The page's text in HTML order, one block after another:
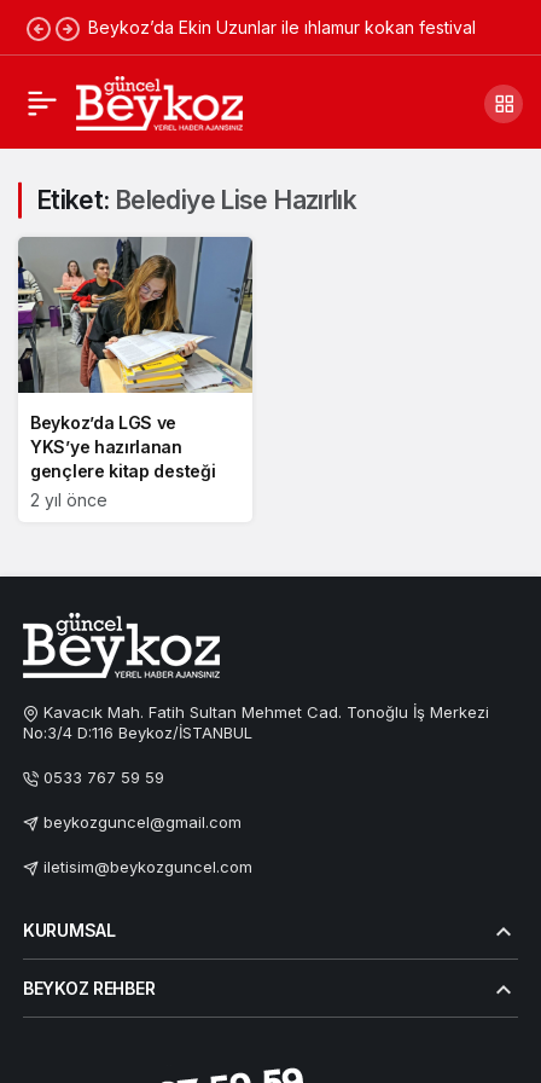
Beykoz’da Ekin Uzunlar ile ıhlamur kokan festival
Etiket: Belediye Lise Hazırlık
Beykoz’da LGS ve
YKS’ye hazırlanan
gençlere kitap desteği
2 yıl önce
Kavacık Mah. Fatih Sultan Mehmet Cad. Tonoğlu İş Merkezi
No:3/4 D:116 Beykoz/İSTANBUL
0533 767 59 59
beykozguncel@gmail.com
iletisim@beykozguncel.com
KURUMSAL
BEYKOZ REHBER